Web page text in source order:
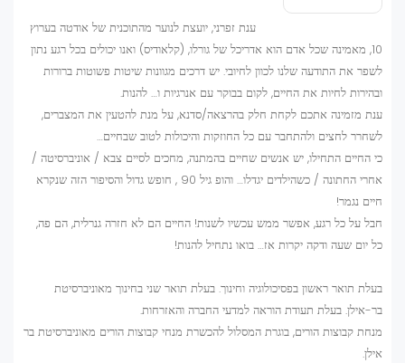
ענת זפרני, יועצת לנוער מהתוכנית של אודטה בערוץ
10, מאמינה שכל אדם הוא אדריכל של גורלו, (קלאודיס) ואנו יכולים בכל רגע נתון
לשפר את התודעה שלנו לכוון לחיובי. יש דרכים מגוונות שיטות פשוטות ברורות
ובהירות לחיות את החיים, לקום בבוקר עם אנרגיות ו… להנות.
ענת מזמינה אתכם לקחת חלק בהרצאה/סדנא, על מנת להטעין את המצברים,
לשחרר לחצים ולהתחבר עם כל החוזקות והיכולות לטוב שבחיים…
כי החיים התחילו, יש אנשים שחיים בהמתנה, מחכים לסיים צבא / אוניברסיטה /
אחרי החתונה / כשהילדים יגדלו… והופ גיל 90 , חופש גדול והסיפור הזה שנקרא
חיים נגמר!
חבל על כל רגע, אפשר ממש עכשיו לשנות! החיים הם לא חזרה גנרלית, הם פה,
כל יום שעה ודקה יקרות אז… בואו נתחיל להנות!
בעלת תואר ראשון בפסיכולוגיה וחינוך. בעלת תואר שני בחינוך מאוניברסיטת
בר-אילן. בעלת תעודת הוראה למדעי החברה והאזרחות.
מנחת קבוצות הורים, בוגרת המסלול להכשרת מנחי קבוצות הורים מאוניברסיטת בר
אילן.